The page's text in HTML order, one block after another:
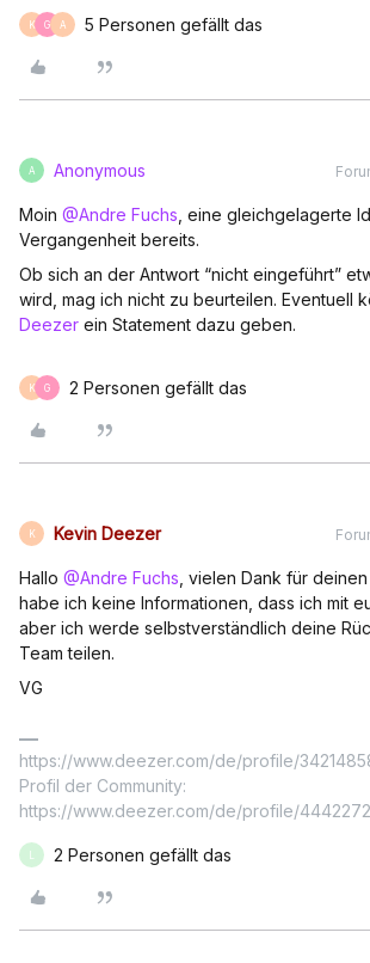
K G A 5 Personen gefällt das
A Anonymous
Moin @Andre Fuchs , eine gleichgelagerte
Vergangenheit bereits.
Ob sich an der Antwort “nicht eingeführt”
wird, mag ich nicht zu beurteilen. Eventuell
Deezer ein Statement dazu geben.
K G 2 Personen gefällt das
K Kevin Deezer
Hallo @Andre Fuchs , vielen Dank für
habe ich keine Informationen, dass ich mit
aber ich werde selbstverständlich deine
Team teilen.
VG
https://www.deezer.com/de/profile/
Profil der Community:
https://www.deezer.com/de/profile/
2 Personen gefällt das